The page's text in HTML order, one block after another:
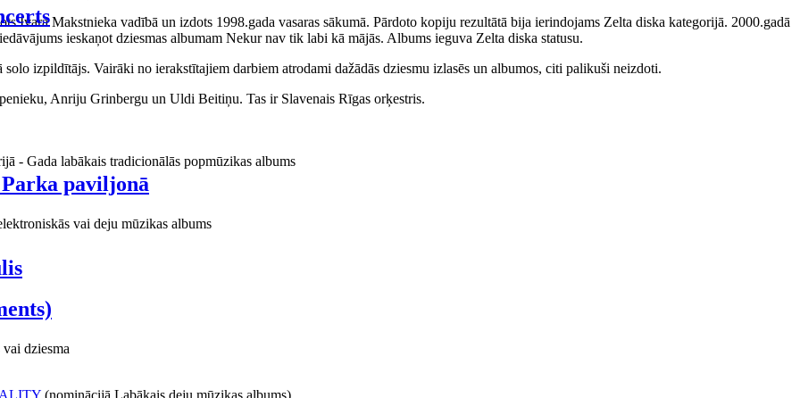
paviljonā
Ivara Makstnieka vadībā un izdots 1998.gada vasaras sākumā. Pārdoto kopiju rezultātā bija ierindojams Zelta diska kategorijā. 2000.gadā
ieskaņot dziesmas albumam Nekur nav tik labi kā mājās. Albums ieguva Zelta diska statusu.
izpildītājs. Vairāki no ierakstītajiem darbiem atrodami dažādās dziesmu izlasēs un albumos, citi palikuši neizdoti.
Anriju Grinbergu un Uldi Beitiņu. Tas ir Slavenais Rīgas orķestris.
- Gada labākais tradicionālās popmūzikas albums
vai deju mūzikas albums
dziesma
(nominācijā Labākais deju mūzikas albums)